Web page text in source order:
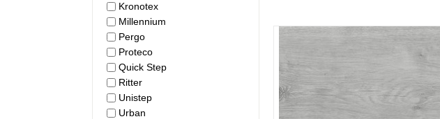
Kronotex
Millennium
Pergo
Proteco
Quick Step
Ritter
Unistep
Urban